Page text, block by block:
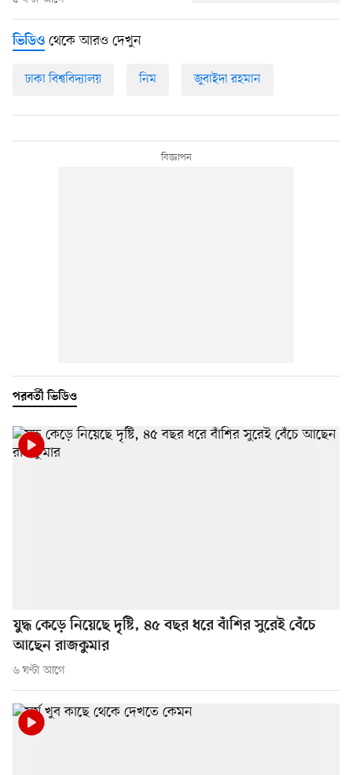
ভিডিও থেকে আরও দেখুন
ঢাকা বিশ্ববিদ্যালয় নিম জুবাইদা রহমান
পরবর্তী ভিডিও
যুদ্ধ কেড়ে নিয়েছে দৃষ্টি, ৪৫ বছর ধরে বাঁশির সুরেই বেঁচে
আছেন রাজকুমার
৬ ঘণ্টা আগে